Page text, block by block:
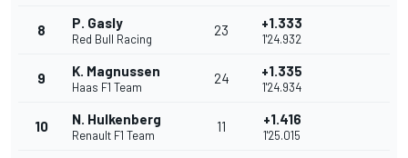
8 P. Gasly
Red Bull Racing
23 +1.333
1'24.932
9 K. Magnussen
Haas F1 Team
24 +1.335
1'24.934
10 N. Hulkenberg
Renault F1 Team
11 +1.416
1'25.015